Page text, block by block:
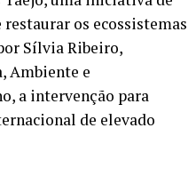
os ecossistemas
Sílvia Ribeiro,
Ambiente e
a intervenção para
de elevado